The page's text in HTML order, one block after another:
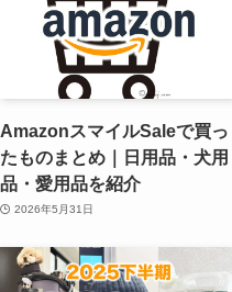
AmazonスマイルSaleで買っ
たものまとめ｜日用品・犬用
品・愛用品を紹介
2026年5月31日